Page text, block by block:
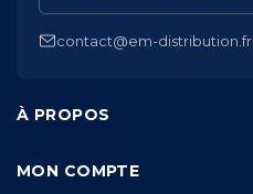
À PROPOS
MON COMPTE
contact@em-distribution.fr